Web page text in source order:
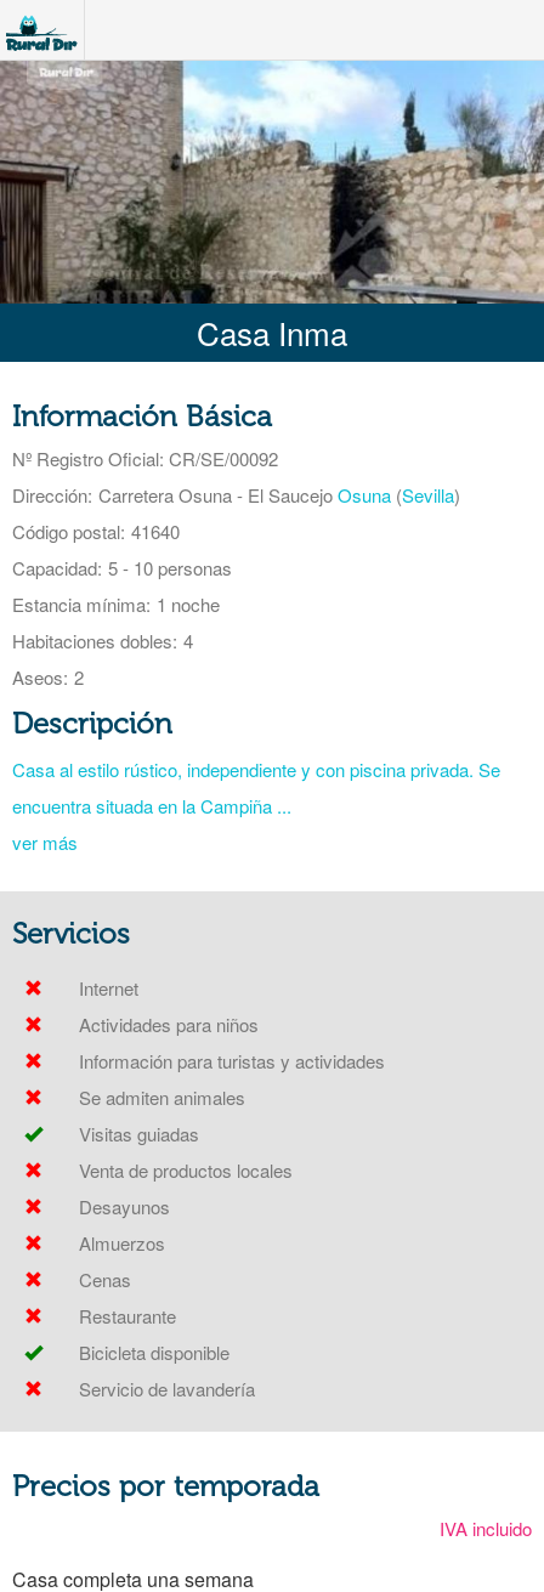
Casa Inma
Información Básica
Nº Registro Oficial: CR/SE/00092
Dirección: Carretera Osuna - El SaucejoOsuna (Sevilla)
Código postal: 41640
Capacidad: 5 - 10 personas
Estancia mínima: 1 noche
Habitaciones dobles: 4
Aseos: 2
Descripción
Casa al estilo rústico, independiente y con piscina privada. Se
encuentra situada en la Campiña ...
ver más
Servicios
Internet
Actividades para niños
Información para turistas y actividades
Se admiten animales
Visitas guiadas
Venta de productos locales
Desayunos
Almuerzos
Cenas
Restaurante
Bicicleta disponible
Servicio de lavandería
Precios por temporada
IVA incluido
Casa completa una semana